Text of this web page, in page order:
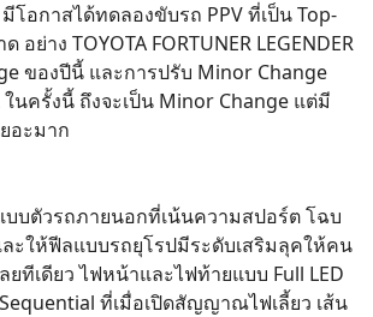
โอกาสได้ทดลองขับรถ PPV ที่เป็น Top-
อย่าง TOYOTA FORTUNER LEGENDER
ของปีนี้ และการปรับ Minor Change
ในครั้งนี้ ถึงจะเป็น Minor Change แต่มี
อะมาก
บบตัวรถภายนอกที่เน้นความสปอร์ต โฉบ
ละให้ฟีลแบบรถยุโรปมีระดับเสริมลุคให้คน
ทีเดียว ไฟหน้าและไฟท้ายแบบ Full LED
ที่เมื่อเปิดสัญญาณไฟเลี้ยว เส้น